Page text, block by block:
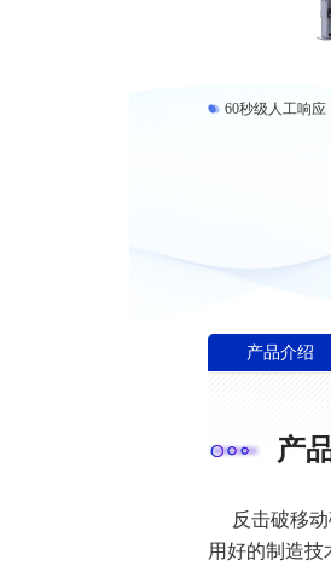
60秒级人工响应
产品介绍
产
反击破移动
用好的制造